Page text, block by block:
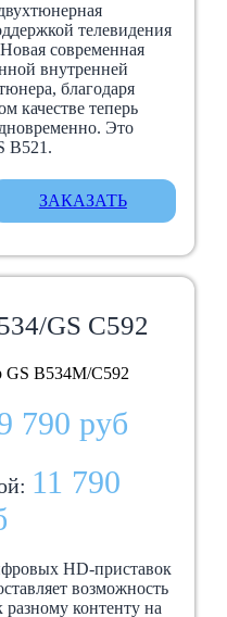
телевидения
современная
внутренней
благодаря
качестве теперь
Это
B521.
ЗАКАЗАТЬ
GS C592
790 руб
11 790
HD-приставок
возможность
разному контенту на